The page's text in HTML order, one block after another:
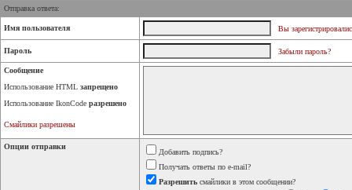
Отправка ответа:
Имя пользователя Вы
Пароль Забыли пароль?
Сообщение
Использование HTML запрещено
Использование IkonCode разрешено
Смайлики разрешены
Опции отправки
Добавить подпись?
Получать ответы по e-mail?
Разрешить смайлики в этом сообщении?